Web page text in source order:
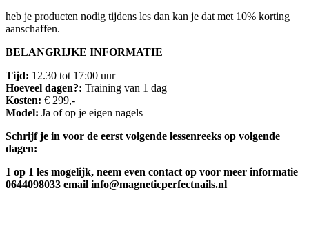
heb je producten nodig tijdens les dan kan je dat met 10% korting
aanschaffen.
BELANGRIJKE INFORMATIE
Tijd: 12.30 tot 17:00 uur
Hoeveel dagen?: Training van 1 dag
Kosten: € 299,-
Model: Ja of op je eigen nagels
Schrijf je in voor de eerst volgende lessenreeks op volgende
dagen:
1 op 1 les mogelijk, neem even contact op voor meer informatie
0644098033 email info@magneticperfectnails.nl